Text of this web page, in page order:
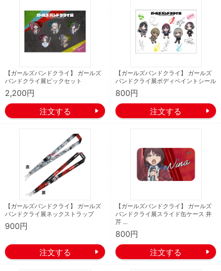
【ガールズバンドクライ】 ガールズ
バンドクライ展ピックセット
2,200円
【ガールズバンドクライ】 ガールズ
バンドクライ展ボディペイントシール
800円
【ガールズバンドクライ】 ガールズ
バンドクライ展ネックストラップ
900円
【ガールズバンドクライ】 ガールズ
バンドクライ展スライド缶ケース 井
芹 …
800円